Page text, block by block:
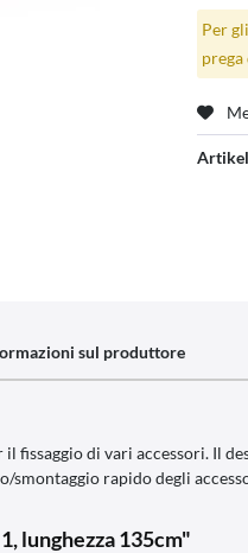
Per
sul produttore
di vari accessori. Il
rapido degli
lunghezza 135cm"